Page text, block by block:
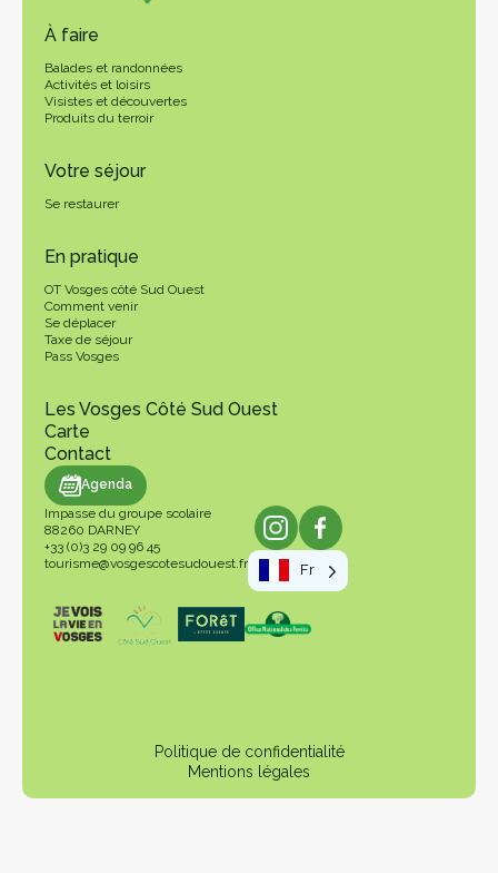
À faire
Balades et randonnées
Activités et loisirs
Visistes et découvertes
Produits du terroir
Votre séjour
Se restaurer
En pratique
OT Vosges côté Sud Ouest
Comment venir
Se déplacer
Taxe de séjour
Pass Vosges
Les Vosges Côté Sud Ouest
Carte
Contact
Agenda
Impasse du groupe scolaire
88260 DARNEY
+33 (0)3 29 09 96 45
tourisme@vosgescotesudouest.fr
Fr
Politique de confidentialité
Mentions légales